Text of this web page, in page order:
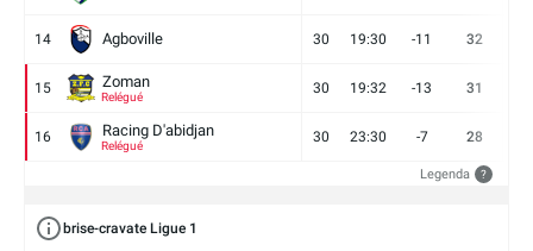
14 Agboville 30 19:30 -11 32
15 Zoman
Relégué
30 19:32 -13 31
16 Racing D'abidjan
Relégué
30 23:30 -7 28
Legenda ?
brise-cravate Ligue 1